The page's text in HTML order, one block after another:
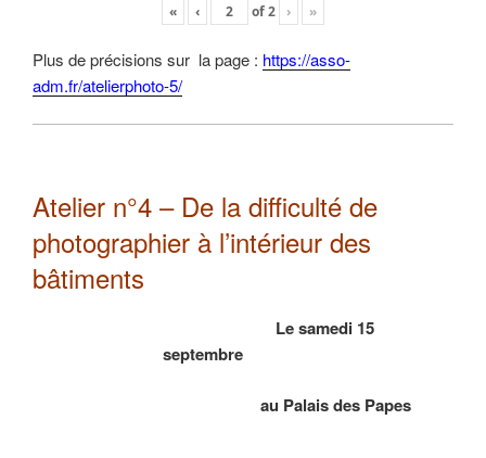
« ‹ of2 › »
Plus de précisions sur la page : https://asso-
adm.fr/atelierphoto-5/
Atelier n°4 – De la difficulté de
photographier à l’intérieur des
bâtiments
Le samedi 15
septembre
au Palais des Papes